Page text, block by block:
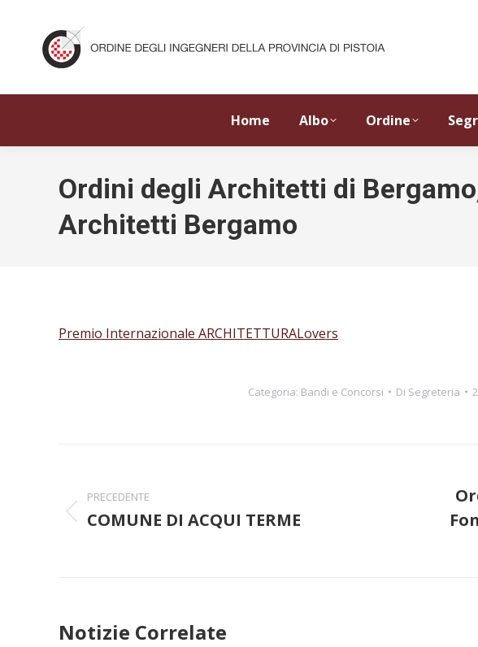
Home Albo Ordine
Ordini degli Architetti di
Architetti Bergamo
Premio Internazionale ARCHITETTURALovers
Categoria: Bandi e Concorsi Di Segreteria
traPRECEDENTE
Post
COMUNE DI ACQUI TERME
Prossimo
Notizie Correlate